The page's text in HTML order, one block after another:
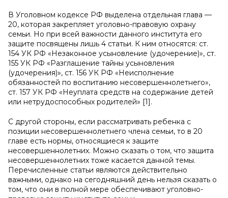
В Уголовном кодексе РФ выделена отдельная глава —
20, которая закрепляет уголовно-правовую охрану
семьи. Но при всей важности данного института его
защите посвящены лишь 4 статьи. К ним относятся: ст.
154 УК РФ «Незаконное усыновление (удочерение)», ст.
155 УК РФ «Разглашение тайны усыновления
(удочерения)», ст. 156 УК РФ «Неисполнение
обязанностей по воспитанию несовершеннолетнего»,
ст. 157 УК РФ «Неуплата средств на содержание детей
или нетрудоспособных родителей» [1].
С другой стороны, если рассматривать ребенка с
позиции несовершеннолетнего члена семьи, то в 20
главе есть нормы, относящиеся к защите
несовершеннолетних. Можно сказать о том, что защита
несовершеннолетних тоже касается данной темы.
Перечисленные статьи являются действительно
важными, однако на сегодняшний день нельзя сказать о
том, что они в полной мере обеспечивают уголовно-